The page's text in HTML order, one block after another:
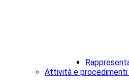
Attività e procedimenti